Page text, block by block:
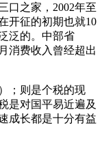
口之家，2002年至
开征的初期也就10
泛的。中部省
消费收入曾经超出
；则是个税的现
是对国平易近遍及
成长都是十分有益